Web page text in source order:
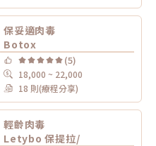
保妥適肉毒
Botox
(5)
18,000 ~ 22,000
18 則(療程分享)
輕齡肉毒
Letybo 保提拉/